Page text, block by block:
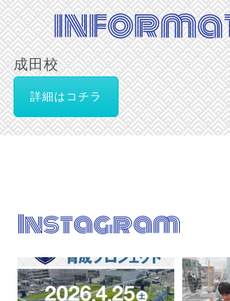
成田校
詳細はコチラ
Instagram